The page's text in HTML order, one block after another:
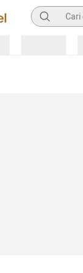
Pencarian